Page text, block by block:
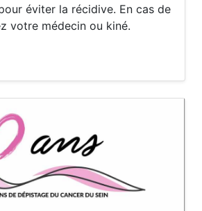
éviter la récidive. En cas de
votre médecin ou kiné.